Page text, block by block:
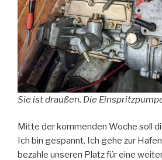
Sie ist draußen. Die
Mitte der kommenden Woche soll
Ich bin gespannt. Ich gehe zur
bezahle unseren Platz für eine